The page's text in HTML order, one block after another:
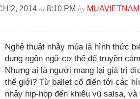
2, 2014 at8:10 PM by MUAVIETNAM
Nghệ thuật nhảy múa là hình thức
dụng ngôn ngữ cơ thể để truyền
Nhưng ai là người mang lại giá trị
thế giới? Từ ballet cổ điển tới các
nhảy hip-hop đến khiêu vũ salsa,